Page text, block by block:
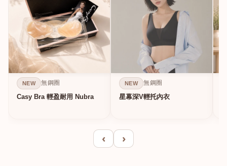
NEW 無鋼圈
Casy Bra 輕盈耐用 Nubra
NEW 無鋼圈
星幕深V輕托內衣
‹ ›